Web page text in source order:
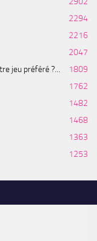
2294
2216
2047
jeu préféré ?...
1809
1762
1482
1468
1363
1253